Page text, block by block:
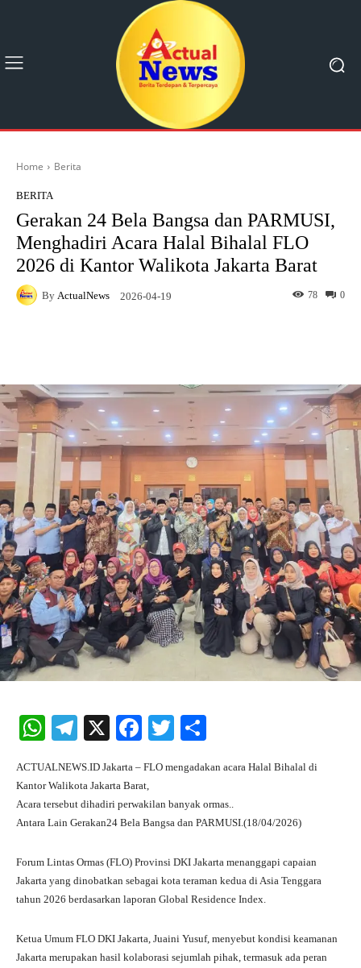
Home Berita
BERITA
Gerakan 24 Bela Bangsa dan PARMUSI,
Menghadiri Acara Halal Bihalal FLO
2026 di Kantor Walikota Jakarta Barat
By ActualNews 2026-04-19 0
78
W
ts
A
pp
Te
gr
a
m
X
Fa
bo
ok
T
tte
r
re
ACTUALNEWS.ID Jakarta – FLO mengadakan acara Halal Bihalal di
Kantor Walikota Jakarta Barat,
Acara tersebut dihadiri perwakilan banyak ormas..
Antara Lain Gerakan24 Bela Bangsa dan PARMUSI.(18/04/2026)
Forum Lintas Ormas (FLO) Provinsi DKI Jakarta menanggapi capaian
Jakarta yang dinobatkan sebagai kota teraman kedua di Asia Tenggara
tahun 2026 berdasarkan laporan Global Residence Index.
Ketua Umum FLO DKI Jakarta, Juaini Yusuf, menyebut kondisi keamanan
Jakarta merupakan hasil kolaborasi sejumlah pihak, termasuk ada peran